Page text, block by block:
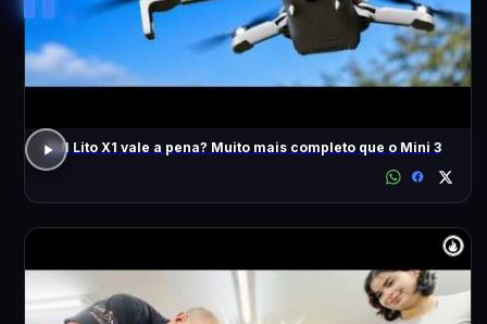
DJI Lito X1 vale a pena? Muito mais completo que o Mini 3